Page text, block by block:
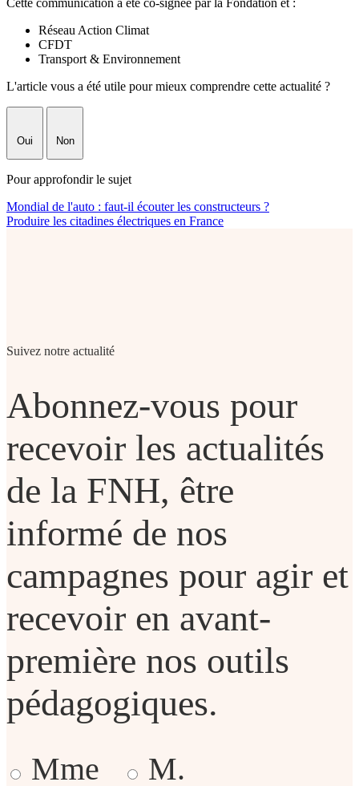
Cette communication a été co-signée par la Fondation et :
Réseau Action Climat
CFDT
Transport & Environnement
L'article vous a été utile pour mieux comprendre cette actualité ?
Oui Non
Pour approfondir le sujet
Mondial de l'auto : faut-il écouter les constructeurs ?
Produire les citadines électriques en France
Suivez notre actualité
Abonnez-vous pour
recevoir les actualités
de la FNH, être
informé de nos
campagnes pour agir et
recevoir en avant-
première nos outils
pédagogiques.
Mme M.